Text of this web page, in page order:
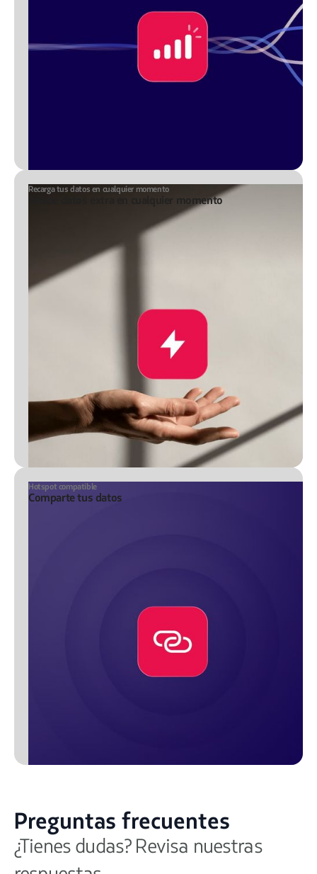
Recarga tus datos en cualquier momento
Añade datos extra en cualquier momento
Hotspot compatible
Comparte tus datos
Preguntas frecuentes
¿Tienes dudas? Revisa nuestras